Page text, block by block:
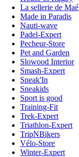
La sellerie de Maé
Made in Paradis
Nauti-wave
Padel-Expert
Pecheur-Store
Pet and Garden
Slowood Interior
Smash-Expert
Sneak'In
Sneakids
Sport is good
Training-Fit
Trek-Expert
Triathlon-Expert
TripNBikers
Vélo-Store
Winter-Expert